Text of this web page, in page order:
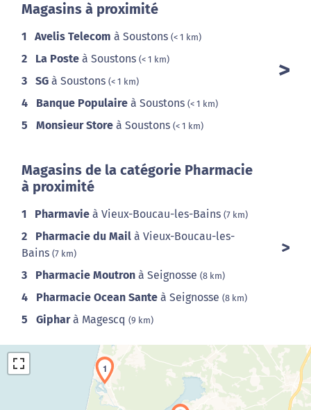
Magasins à proximité
1 Avelis Telecom à Soustons (< 1 km)
2 La Poste à Soustons (< 1 km)
3 SG à Soustons (< 1 km)
4 Banque Populaire à Soustons (< 1 km)
5 Monsieur Store à Soustons (< 1 km)
Magasins de la catégorie Pharmacie
à proximité
1 Pharmavie à Vieux-Boucau-les-Bains (7 km)
2 Pharmacie du Mail à Vieux-Boucau-les-
Bains (7 km)
3 Pharmacie Moutron à Seignosse (8 km)
4 Pharmacie Ocean Sante à Seignosse (8 km)
5 Gipharà Magescq (9 km)
1